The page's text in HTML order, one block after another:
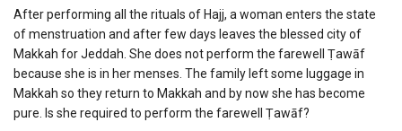
returns
After performing all the rituals of Hajj, a woman enters the state
of menstruation and after few days leaves the blessed city of
Makkah for Jeddah. She does not perform the farewell Ṭawāf
because she is in her menses. The family left some luggage in
Makkah so they return to Makkah and by now she has become
pure. Is she required to perform the farewell Ṭawāf?